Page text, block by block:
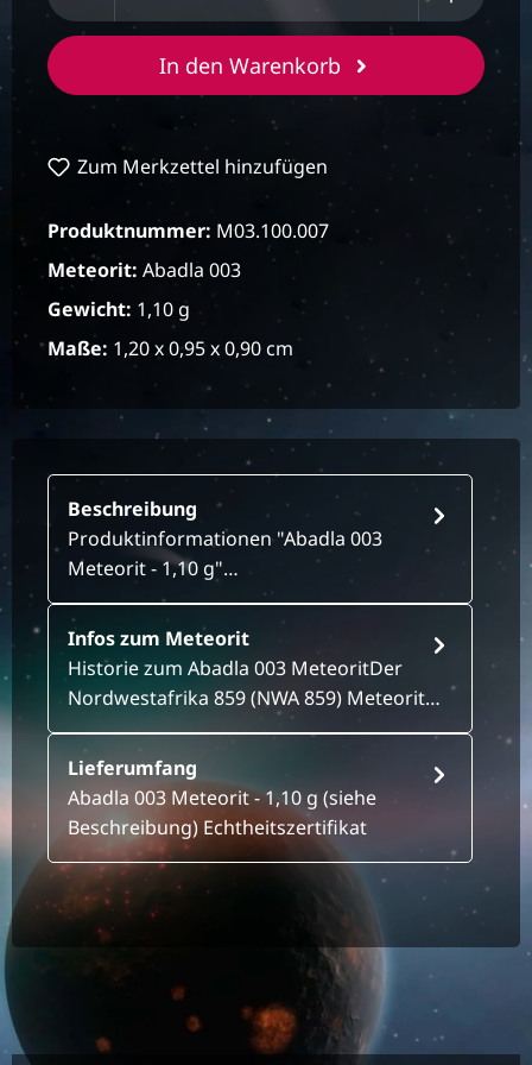
In den Warenkorb
Zum Merkzettel hinzufügen
Produktnummer: M03.100.007
Meteorit: Abadla 003
Gewicht: 1,10 g
Maße: 1,20 x 0,95 x 0,90 cm
Beschreibung
Produktinformationen "Abadla 003
Meteorit - 1,10 g"…
Infos zum Meteorit
Historie zum Abadla 003 MeteoritDer
Nordwestafrika 859 (NWA 859) Meteorit…
Lieferumfang
Abadla 003 Meteorit - 1,10 g (siehe
Beschreibung) Echtheitszertifikat